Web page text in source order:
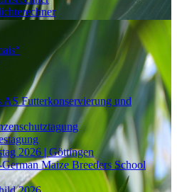
AS Futterkonservierung und
2026 | Göttingen
Maize Breeders School